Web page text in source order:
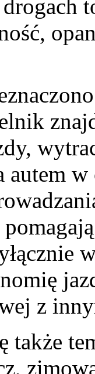
autem
z
także